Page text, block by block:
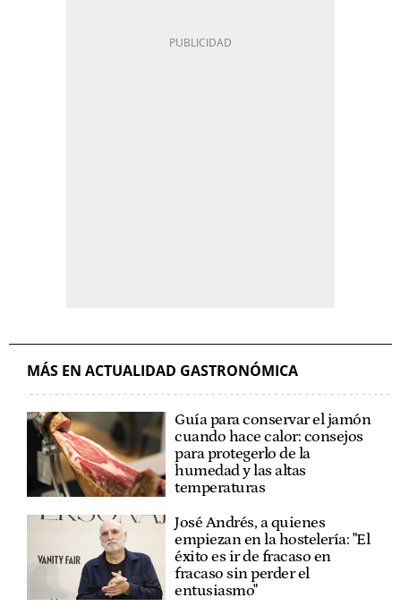
MÁS EN ACTUALIDAD GASTRONÓMICA
Guía para conservar el jamón
cuando hace calor: consejos
para protegerlo de la
humedad y las altas
temperaturas
José Andrés, a quienes
empiezan en la hostelería: "El
éxito es ir de fracaso en
fracaso sin perder el
entusiasmo"